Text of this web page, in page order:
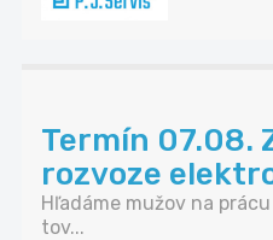
Termín 07.08.
rozvoze
Hľadáme mužov na
tov...